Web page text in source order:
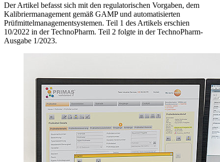
Der Artikel befasst sich mit den regulatorischen Vorgaben, dem
Kalibriermanagement gemäß GAMP und automatisierten
Prüfmittelmanagementsystemen. Teil 1 des Artikels erschien
10/2022 in der TechnoPharm. Teil 2 folgte in der TechnoPharm-
Ausgabe 1/2023.